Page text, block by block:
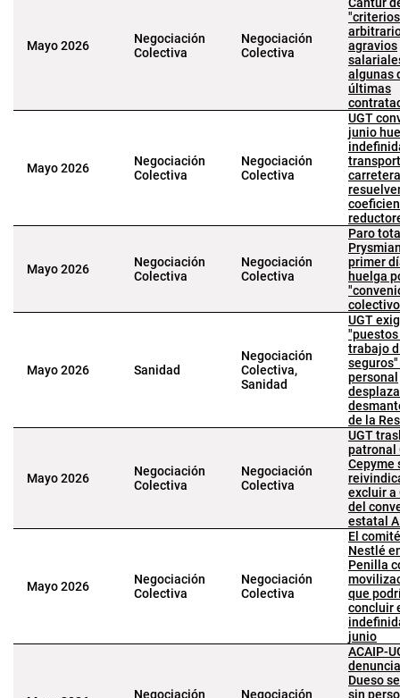
Mayo 2026
Negociación
Colectiva
Negociación
Colectiva
"criterios
agravios
algunas
últimas
Mayo 2026
Negociación
Colectiva
Negociación
Colectiva
UGT
junio
Mayo 2026
Negociación
Colectiva
Negociación
Colectiva
Paro
primer
huelga
Mayo 2026 Sanidad
Negociación
Colectiva,
Sanidad
UGT
"puestos
trabajo
personal
de la
Mayo 2026
Negociación
Colectiva
Negociación
Colectiva
UGT
patronal
Cepyme
excluir a
del
estatal
Mayo 2026
Negociación
Colectiva
Negociación
Colectiva
El
Nestlé
Penilla
que
concluir
junio
Negociación
Negociación
ACAIP-
Dueso
sin